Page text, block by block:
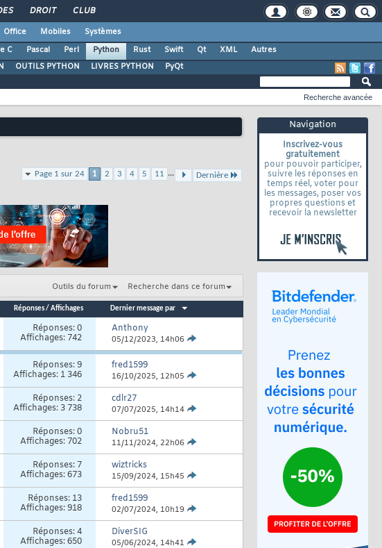
DROIT CLUB
Office Mobiles
Systèmes
C Pascal Perl Python Rust Swift Qt XML
Autres
OUTILS PYTHON LIVRES PYTHON PyQt
Recherche avancée
Navigation
Inscrivez-vous
gratuitement
pour pouvoir participer,
suivre les réponses en
temps réel, voter pour
les messages, poser vos
propres questions et
recevoir la newsletter
Page 1 sur 24 1 2 3 4 5 11 ... Dernière
Outils du forum Recherche dans ce forum
Réponses/ Affichages Dernier message par
Réponses:0
Affichages: 742
Anthony
05/12/2023, 14h06
Réponses:9
Affichages: 1 346
fred1599
16/10/2025, 12h05
Réponses: 2
Affichages: 3 738
cdlr27
07/07/2025, 14h14
Réponses:0
Affichages: 702
Nobru51
11/11/2024, 22h06
Réponses: 7
Affichages: 673
wiztricks
15/09/2024, 15h45
Réponses: 13
Affichages: 918
fred1599
02/07/2024, 10h19
Réponses:4
Affichages: 650
DiverSIG
05/06/2024, 14h41